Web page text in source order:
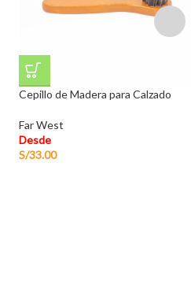
Cepillo de Madera para Calzado
Far West
Desde
S/33.00